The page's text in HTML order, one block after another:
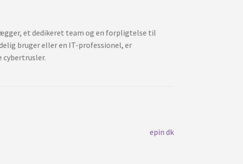
et dedikeret team og en forpligtelse til
bruger eller en IT-professionel, er
cybertrusler.
Neste
epin dk